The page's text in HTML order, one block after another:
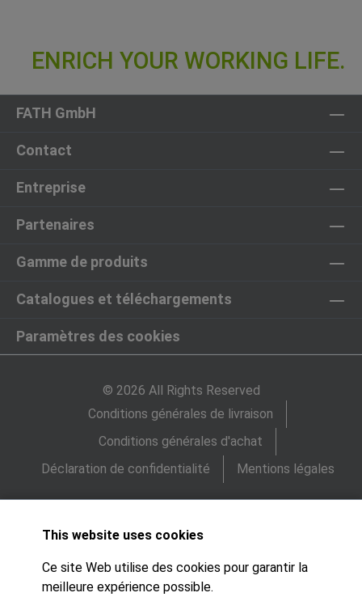
FATH GmbH
Contact
Entreprise
Partenaires
Gamme de produits
Catalogues et téléchargements
Paramètres des cookies
© 2026 All Rights Reserved
Conditions générales de livraison
Conditions générales d'achat
Déclaration de confidentialité
Mentions légales
This website uses cookies
Ce site Web utilise des cookies pour garantir la
meilleure expérience possible.